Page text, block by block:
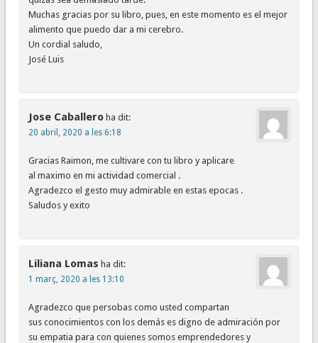
Muchas gracias por su libro, pues, en este momento es el mejor
alimento que puedo dar a mi cerebro.
Un cordial saludo,
José Luis
Jose Caballero ha dit:
20 abril, 2020 a les 6:18
Gracias Raimon, me cultivare con tu libro y aplicare
al maximo en mi actividad comercial .
Agradezco el gesto muy admirable en estas epocas .
Saludos y exito
Liliana Lomas ha dit:
1 març, 2020 a les 13:10
Agradezco que persobas como usted compartan
sus conocimientos con los demás es digno de admiración por
su empatia para con quienes somos emprendedores y